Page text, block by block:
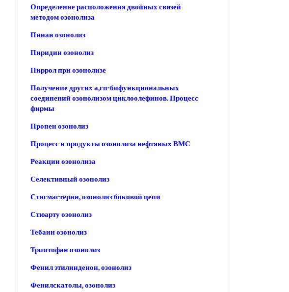
Определение расположения двойных связей
методом озонолиза
Пинан озонолиз
Пиридин озонолиз
Пиррол при озонолизе
Получение других а,гп-бифункциональных
соединений озонолизом циклоолефинов. Процесс
фирмы
Пропен озонолиз
Процесс и продукты озонолиза нефтяных ВМС
Реакции озонолиза
Селективный озонолиз
Стигмастерин, озонолиз боковой цепи
Стюарту озонолиз
Тебаин озонолиз
Триптофан озонолиз
Фенил этилинденон, озонолиз
Фенилскатолы, озонолиз